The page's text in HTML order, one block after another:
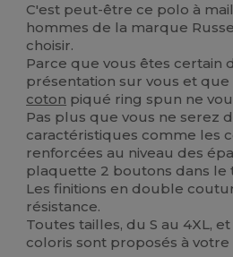
C'est peut-être ce polo à
hommes de la marque
choisir.
Parce que vous êtes certain
présentation sur vous et que
coton piqué ring spun ne
Pas plus que vous ne serez
caractéristiques comme les
renforcées au niveau des
plaquette 2 boutons dans le
Les finitions en double
résistance.
Toutes tailles, du S au 4XL,
coloris sont proposés à votre